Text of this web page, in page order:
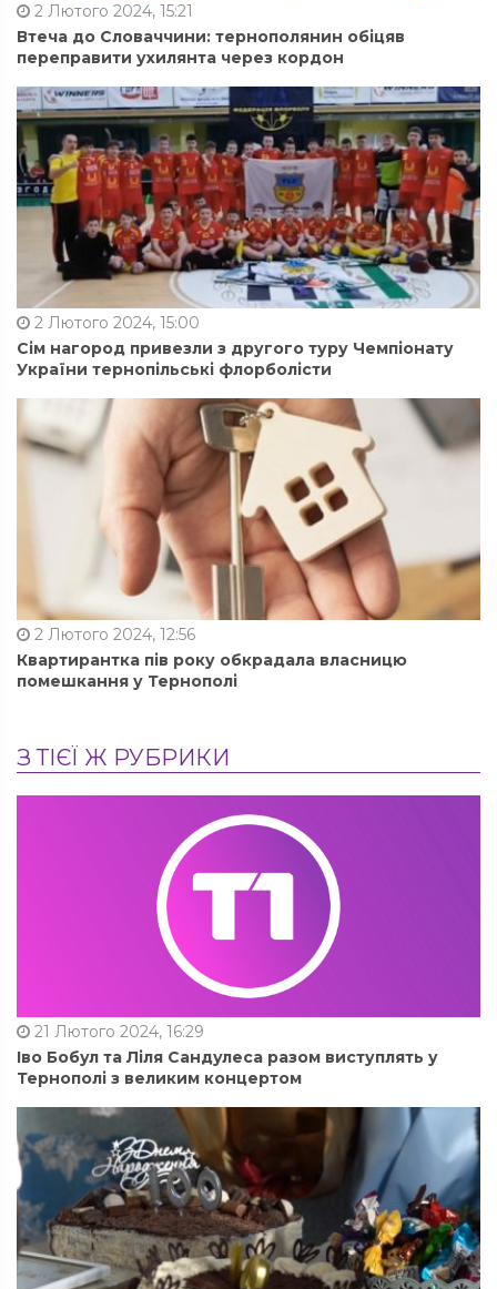
2 Лютого 2024, 15:21
Втеча до Словаччини: тернополянин обіцяв
переправити ухилянта через кордон
2 Лютого 2024, 15:00
Сім нагород привезли з другого туру Чемпіонату
України тернопільські флорболісти
2 Лютого 2024, 12:56
Квартирантка пів року обкрадала власницю
помешкання у Тернополі
З ТІЄЇ Ж РУБРИКИ
21 Лютого 2024, 16:29
Іво Бобул та Ліля Сандулеса разом виступлять у
Тернополі з великим концертом